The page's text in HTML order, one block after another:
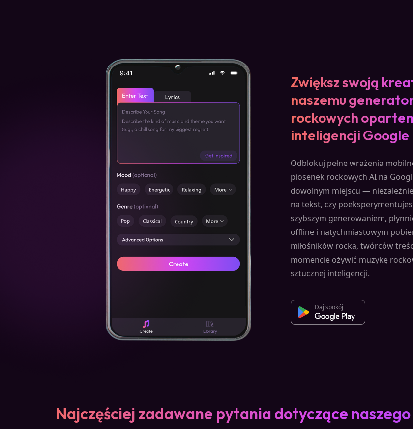
Zwiększ swoją
naszemu
rockowych
inteligencji Google
Odblokuj pełne wrażenia
piosenek rockowych AI na
dowolnym miejscu —
na tekst, czy
szybszym generowaniem,
offline i natychmiastowym
miłośników rocka, twórców
momencie ożywić muzykę
sztucznej inteligencji.
Daj spokój
Najczęściej zadawane pytania dotyczące